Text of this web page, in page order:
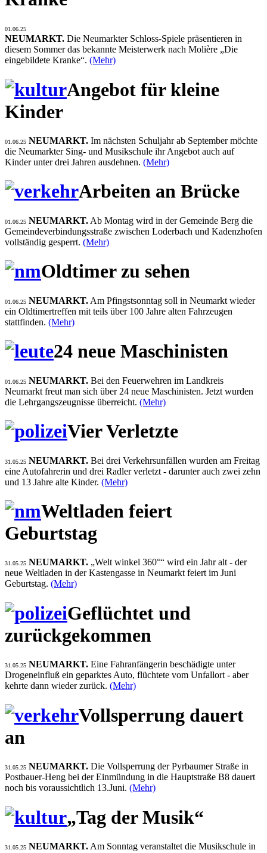
01.06.25
NEUMARKT. Die Neumarkter Schloss-Spiele präsentieren in
diesem Sommer das bekannte Meisterwerk nach Molière „Die
eingebildete Kranke“. (Mehr)
Angebot für kleine
Kinder
01.06.25 NEUMARKT. Im nächsten Schuljahr ab September möchte
die Neumarkter Sing- und Musikschule ihr Angebot auch auf
Kinder unter drei Jahren ausdehnen. (Mehr)
Arbeiten an Brücke
01.06.25 NEUMARKT. Ab Montag wird in der Gemeinde Berg die
Gemeindeverbindungsstraße zwischen Loderbach und Kadenzhofen
vollständig gesperrt. (Mehr)
Oldtimer zu sehen
01.06.25 NEUMARKT. Am Pfingstsonntag soll in Neumarkt wieder
ein Oldtimertreffen mit teils über 100 Jahre alten Fahrzeugen
stattfinden. (Mehr)
24 neue Maschinisten
01.06.25 NEUMARKT. Bei den Feuerwehren im Landkreis
Neumarkt freut man sich über 24 neue Maschinisten. Jetzt wurden
die Lehrgangszeugnisse überreicht. (Mehr)
Vier Verletzte
31.05.25 NEUMARKT. Bei drei Verkehrsunfällen wurden am Freitag
eine Autofahrerin und drei Radler verletzt - darunter auch zwei zehn
und 13 Jahre alte Kinder. (Mehr)
Weltladen feiert
Geburtstag
31.05.25 NEUMARKT. „Welt winkel 360°“ wird ein Jahr alt - der
neue Weltladen in der Kastengasse in Neumarkt feiert im Juni
Geburtstag. (Mehr)
Geflüchtet und
zurückgekommen
31.05.25 NEUMARKT. Eine Fahranfängerin beschädigte unter
Drogeneinfluß ein geparktes Auto, flüchtete vom Unfallort - aber
kehrte dann wieder zurück. (Mehr)
Vollsperrung dauert
an
31.05.25 NEUMARKT. Die Vollsperrung der Pyrbaumer Straße in
Postbauer-Heng bei der Einmündung in die Hauptstraße B8 dauert
noch bis voraussichtlich 13.Juni. (Mehr)
„Tag der Musik“
31.05.25 NEUMARKT. Am Sonntag veranstaltet die Musikschule in